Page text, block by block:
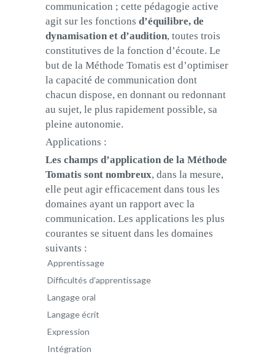
communication ; cette pédagogie active
agit sur les fonctions d’équilibre, de
dynamisation et d’audition, toutes trois
constitutives de la fonction d’écoute. Le
but de la Méthode Tomatis est d’optimiser
la capacité de communication dont
chacun dispose, en donnant ou redonnant
au sujet, le plus rapidement possible, sa
pleine autonomie.
Applications :
Les champs d’application de la Méthode
Tomatis sont nombreux, dans la mesure,
elle peut agir efficacement dans tous les
domaines ayant un rapport avec la
communication. Les applications les plus
courantes se situent dans les domaines
suivants :
Apprentissage
Difficultés d’apprentissage
Langage oral
Langage écrit
Expression
Intégration